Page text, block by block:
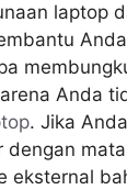
laptop
Anda
. Jika
dengan
eksternal